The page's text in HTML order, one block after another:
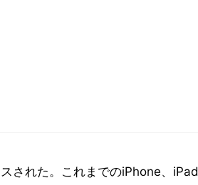
された。これまでのiPhone、iPad